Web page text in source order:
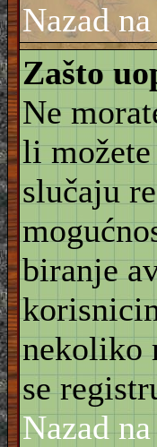
Nazad
Zašto
Ne
li
slučaju
biranje
nekoliko
se
Nazad